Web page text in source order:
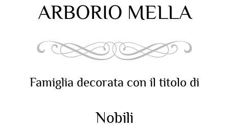
ARBORIO MELLA
Famiglia decorata con il titolo di
Nobili